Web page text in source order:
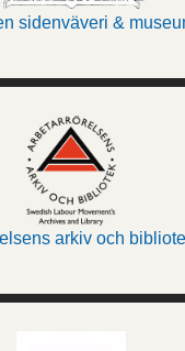
sidenväveri &
arkiv och